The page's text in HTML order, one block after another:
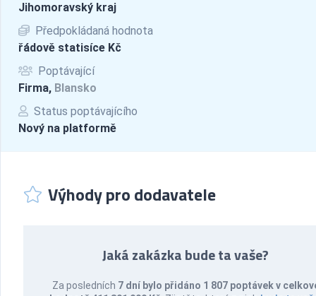
Jihomoravský kraj
Předpokládaná hodnota
řádově statisíce Kč
Poptávající
Firma, Blansko
Status poptávajícího
Nový na platformě
Výhody pro dodavatele
Jaká zakázka bude ta vaše?
Za posledních 7 dní bylo přidáno 1 807 poptávek v